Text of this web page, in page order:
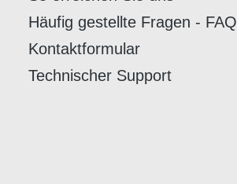
Häufig gestellte Fragen - FAQ
Kontaktformular
Technischer Support